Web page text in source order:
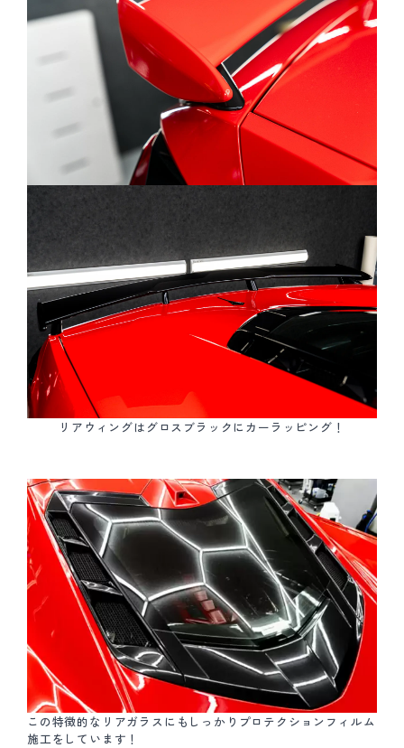
リアウィングはグロスブラックにカーラッピング！
この特徴的なリアガラスにもしっかりプロテクションフィルム
施工をしています！